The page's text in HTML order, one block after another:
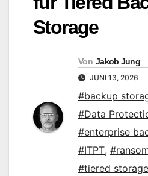
Storage
Von Jakob Jung
JUNI 13, 2026
#backup
#Data
#enterprise
#ITPT,
#tiered storage